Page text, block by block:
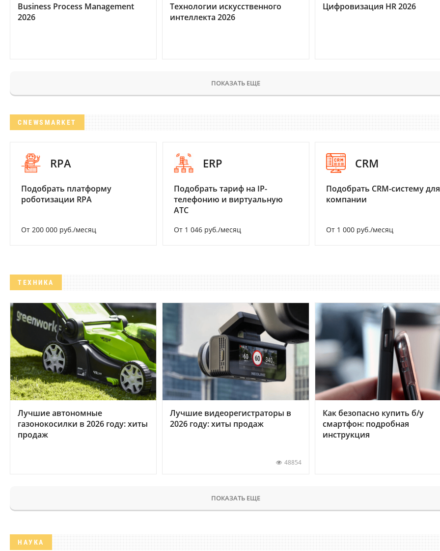
Business Process Management
2026
Технологии искусственного
интеллекта 2026
Цифровизация HR 2026
ПОКАЗАТЬ ЕЩЕ
CNEWSMARKET
RPA
Подобрать платформу
роботизации RPA
От 200 000 руб./месяц
ERP
Подобрать тариф на IP-
телефонию и виртуальную
АТС
От 1 046 руб./месяц
CRM
Подобрать CRM-систему для
компании
От 1 000 руб./месяц
ТЕХНИКА
Лучшие автономные
газонокосилки в 2026 году: хиты
продаж
Лучшие видеорегистраторы в
2026 году: хиты продаж
48854
Как безопасно купить б/у
смартфон: подробная
инструкция
ПОКАЗАТЬ ЕЩЕ
НАУКА